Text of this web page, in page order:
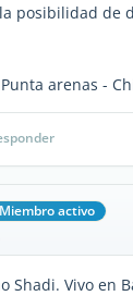
posibilidad de
arenas -
Miembro activo
Shadi. Vivo en